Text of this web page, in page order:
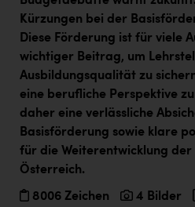
Vorlagenportal
Wir besiegen Krebs
Wirtschaftskammer OÖ
ZGONC
ZULuft - Zukunft Luft Austria
z.l.ö.
Kürzungen bei der
Diese Förderung ist für viele
wichtiger Beitrag, um
Ausbildungsqualität zu
eine berufliche Perspektive
daher eine verlässliche
Basisförderung sowie klare
für die Weiterentwicklung der
Österreich.
8006 Zeichen 4 Bilder